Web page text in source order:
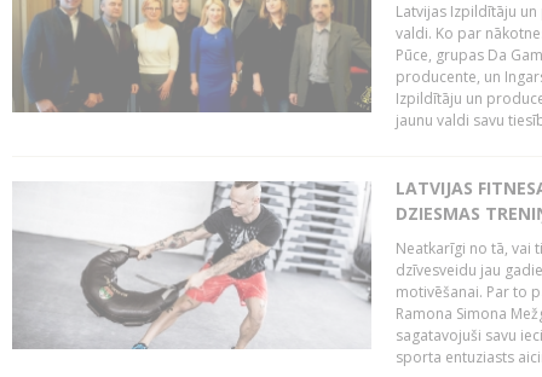
Latvijas Izpildītāju
valdi. Ko par
Pūce, grupas Da
producente, un
Izpildītāju un
jaunu valdi savu
LATVIJAS
DZIESMAS
Neatkarīgi no tā, vai
dzīvesveidu jau
motivēšanai. Par to
Ramona Simona
sagatavojuši savu
sporta entuziasts